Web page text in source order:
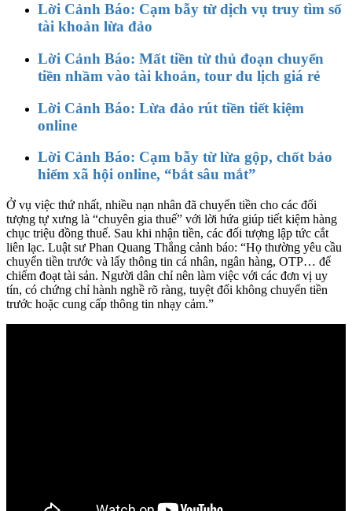
Lời Cảnh Báo: Cạm bẫy từ dịch vụ truy tìm số
tài khoản lừa đảo
Lời Cảnh Báo: Mất tiền từ thủ đoạn chuyển
tiền nhầm vào tài khoản, tour du lịch giá rẻ
Lời Cảnh Báo: Lừa đảo rút tiền tiết kiệm
online
Lời Cảnh Báo: Cạm bẫy từ lừa gộp, chốt bảo
hiểm xã hội online, “bắt sâu mắt”
Ở vụ việc thứ nhất, nhiều nạn nhân đã chuyển tiền cho các đối
tượng tự xưng là “chuyên gia thuế” với lời hứa giúp tiết kiệm hàng
chục triệu đồng thuế. Sau khi nhận tiền, các đối tượng lập tức cắt
liên lạc. Luật sư Phan Quang Thắng cảnh báo: “Họ thường yêu cầu
chuyển tiền trước và lấy thông tin cá nhân, ngân hàng, OTP… để
chiếm đoạt tài sản. Người dân chỉ nên làm việc với các đơn vị uy
tín, có chứng chỉ hành nghề rõ ràng, tuyệt đối không chuyển tiền
trước hoặc cung cấp thông tin nhạy cảm.”